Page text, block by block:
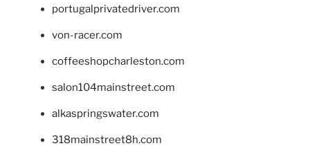
portugalprivatedriver.com
von-racer.com
coffeeshopcharleston.com
salon104mainstreet.com
alkaspringswater.com
318mainstreet8h.com